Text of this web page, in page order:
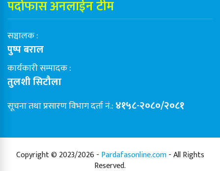
पर्दाफास अनलाईन टीम
सञ्चालक :
पुष्प बराल
कार्यकारी सम्पादक :
तुलशी सिटौला
सूचना तथा प्रसारण विभाग दर्ता नं.: ४१५८-२०८०/२०८१
Copyright © 2023/2026 - Pardafasonline.com- All Rights
Reserved.